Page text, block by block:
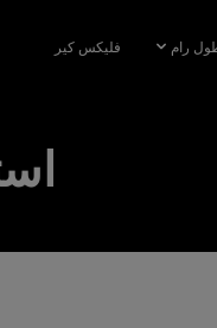
رام فليكس كير